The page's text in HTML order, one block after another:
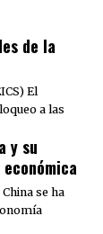
de la
El
a las
y su
se ha